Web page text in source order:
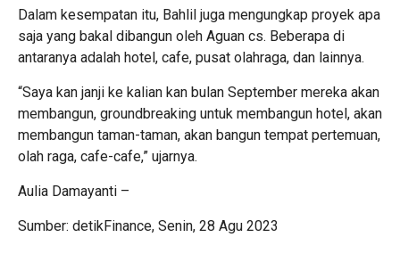
Dalam kesempatan itu, Bahlil juga mengungkap proyek apa
saja yang bakal dibangun oleh Aguan cs. Beberapa di
antaranya adalah hotel, cafe, pusat olahraga, dan lainnya.
“Saya kan janji ke kalian kan bulan September mereka akan
membangun, groundbreaking untuk membangun hotel, akan
membangun taman-taman, akan bangun tempat pertemuan,
olah raga, cafe-cafe,” ujarnya.
Aulia Damayanti –
Sumber: detikFinance, Senin, 28 Agu 2023